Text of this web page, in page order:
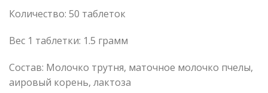
Количество: 50 таблеток
Вес 1 таблетки: 1.5 грамм
Состав: Молочко трутня, маточное молочко пчелы,
аировый корень, лактоза